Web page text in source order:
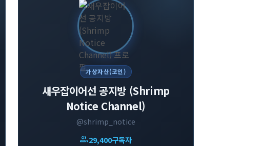
가상자산(코인)
새우잡이어선 공지방 (Shrimp
Notice Channel)
@shrimp_notice
group29,400구독자